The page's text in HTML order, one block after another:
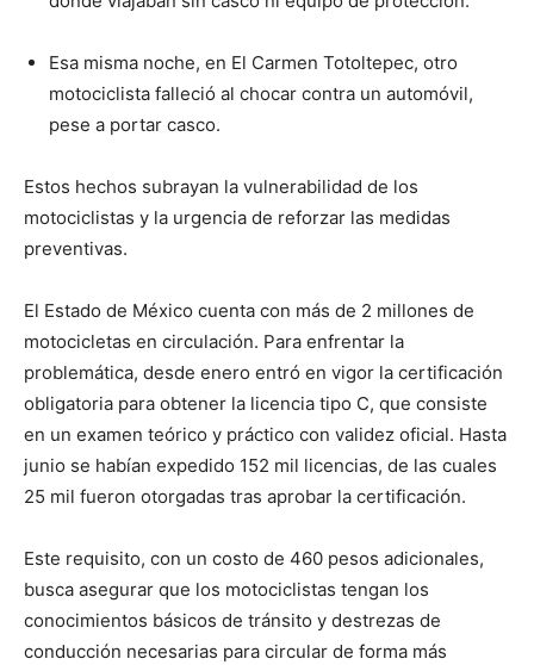
Esa misma noche, en El Carmen Totoltepec, otro
motociclista falleció al chocar contra un automóvil,
pese a portar casco.
Estos hechos subrayan la vulnerabilidad de los
motociclistas y la urgencia de reforzar las medidas
preventivas.
El Estado de México cuenta con más de 2 millones de
motocicletas en circulación. Para enfrentar la
problemática, desde enero entró en vigor la certificación
obligatoria para obtener la licencia tipo C, que consiste
en un examen teórico y práctico con validez oficial. Hasta
junio se habían expedido 152 mil licencias, de las cuales
25 mil fueron otorgadas tras aprobar la certificación.
Este requisito, con un costo de 460 pesos adicionales,
busca asegurar que los motociclistas tengan los
conocimientos básicos de tránsito y destrezas de
conducción necesarias para circular de forma más